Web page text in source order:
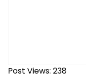
Post Views: 238